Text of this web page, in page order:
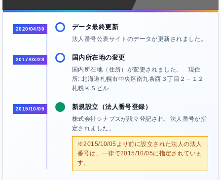
2020/04/30 データ最終更新
法人番号公表サイトのデータが更新されました。
2017/03/28 国内所在地の変更
国内所在地（住所）が変更されました。 現住
所: 北海道札幌市中央区南九条西３丁目２－１２
札幌ＫＳビル
2015/10/05 新規設立（法人番号登録）
株式会社シナプスが設立登記され、法人番号が指
定されました。
※2015/10/05より前に設立された法人の法人
番号は、一律で2015/10/05に指定されていま
す。